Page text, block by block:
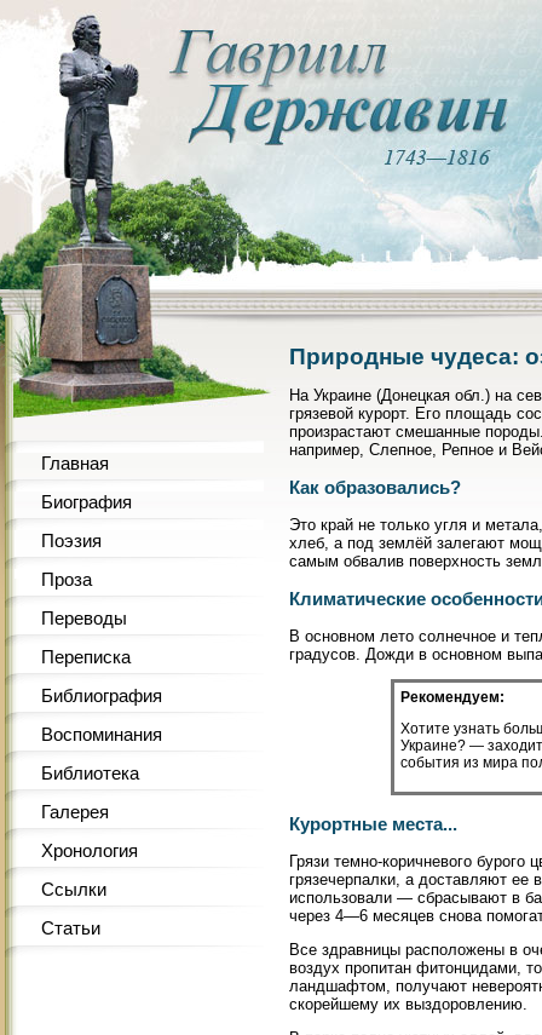
Главная
Биография
Поэзия
Проза
Переводы
Переписка
Библиография
Воспоминания
Библиотека
Галерея
Хронология
Ссылки
Статьи
Природные чудеса:
На Украине (Донецкая обл.) на
грязевой курорт. Его площадь
произрастают смешанные
например, Слепное, Репное и
Как образовались?
Это край не только угля и
хлеб, а под землёй залегают
самым обвалив поверхность
Климатические
В основном лето солнечное и
градусов. Дожди в основном
Рекомендуем:
Хотите узнать
Украине? —
события из мира
Курортные места...
Грязи темно-коричневого
грязечерпалки, а доставляют ее
использовали — сбрасывают в
через 4—6 месяцев снова
Все здравницы расположены в
воздух пропитан фитонцидами,
ландшафтом, получают
скорейшему их выздоровлению.